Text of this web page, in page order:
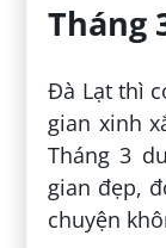
Tháng
Đà Lạt thì
gian xinh
Tháng 3
gian đẹp,
chuyện